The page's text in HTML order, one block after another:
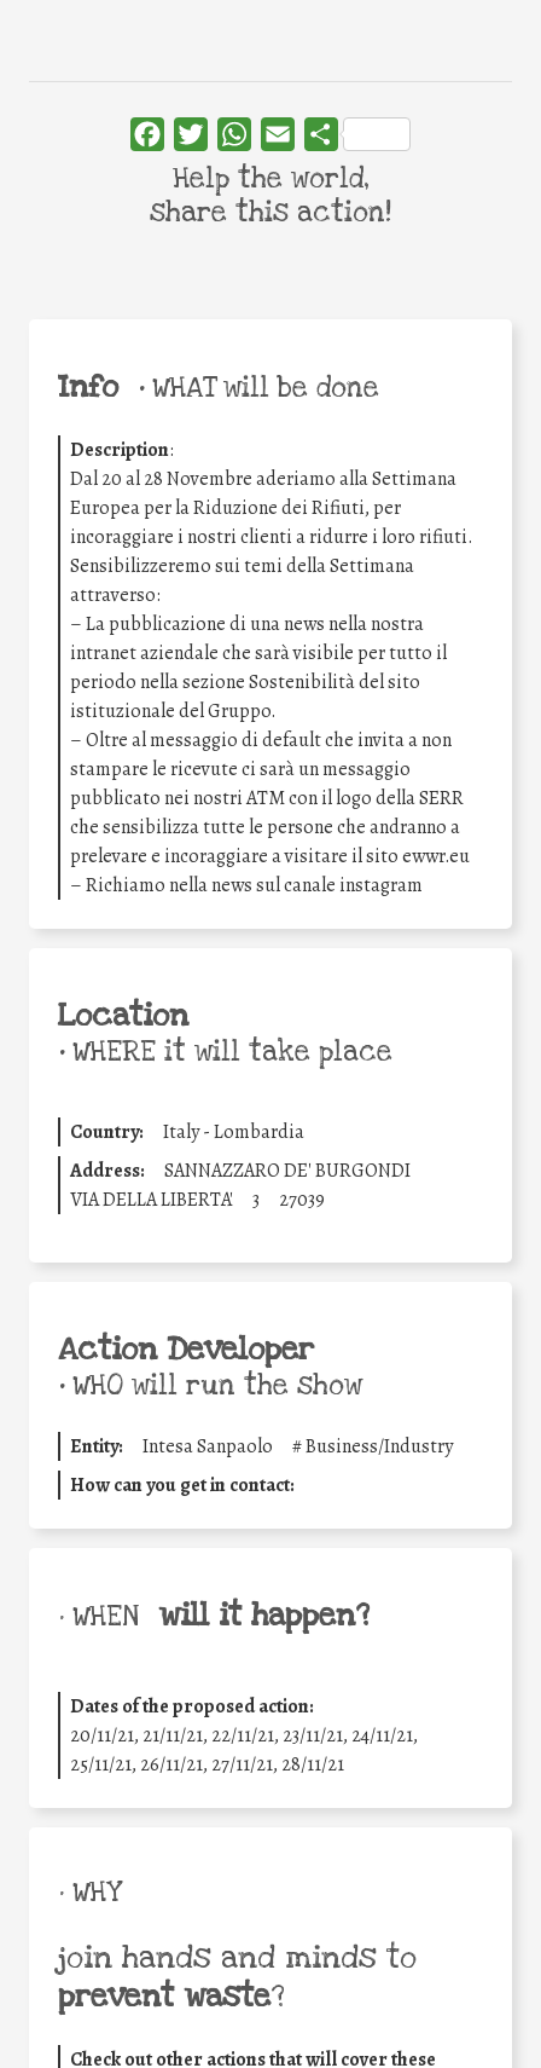
Info •WHAT will be done
Description:
Dal 20 al 28 Novembre aderiamo alla Settimana
Europea per la Riduzione dei Rifiuti, per
incoraggiare i nostri clienti a ridurre i loro rifiuti.
Sensibilizzeremo sui temi della Settimana
attraverso:
– La pubblicazione di una news nella nostra
intranet aziendale che sarà visibile per tutto il
periodo nella sezione Sostenibilità del sito
istituzionale del Gruppo.
– Oltre al messaggio di default che invita a non
stampare le ricevute ci sarà un messaggio
pubblicato nei nostri ATM con il logo della SERR
che sensibilizza tutte le persone che andranno a
prelevare e incoraggiare a visitare il sito ewwr.eu
– Richiamo nella news sul canale instagram
Location
•WHERE it will take place
Country:
Italy - Lombardia
Address:
SANNAZZARO DE' BURGONDI
VIA DELLA LIBERTA'
3 27039
Action Developer
•WHO will run the show
Entity: Intesa Sanpaolo #Business/Industry
How can you get in contact:
• WHEN will it happen?
Dates of the proposed action:
20/11/21, 21/11/21, 22/11/21, 23/11/21, 24/11/21,
25/11/21, 26/11/21, 27/11/21, 28/11/21
• WHY
join hands and minds to
prevent waste?
Check out other actions that will cover these
FacebookTwitterWhatsApp
Email Share
Help the world,
share this action!